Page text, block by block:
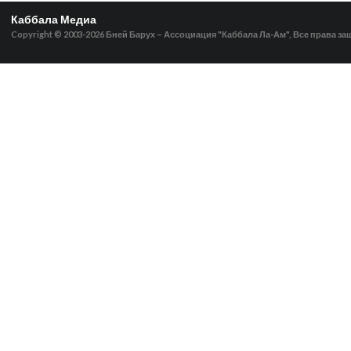
Каббала Медиа
Copyright © 2003-2026 Бней Барух – Ассоциация "Каббала Ла-Ам", Все права